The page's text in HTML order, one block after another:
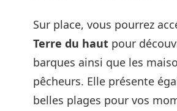
Sur place, vous pourrez
Terre du haut pour
barques ainsi que les
pêcheurs. Elle présente
belles plages pour vos